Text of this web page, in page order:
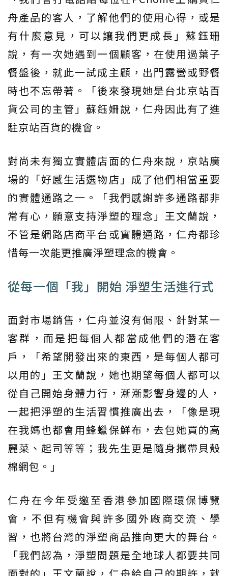
舟產品的客人，了解他們的使用心得，或是
有什麼意見，可以讓我們更成長」蘇鈺珊
說，有一次她遇到一個顧客，在使用過葉子
餐盤後，就此一試成主顧，出門露營或野餐
時也不忘帶著。「後來發現她是台北京站百
貨公司的主管」蘇鈺姍說，仁舟因此有了進
駐京站百貨的機會。
對尚未有獨立實體店面的仁舟來說，京站廣
場的「好感生活選物店」成了他們相當重要
的實體通路之一。「我們感謝許多通路都非
常有心，願意支持淨塑的理念」王文蘭說，
不管是網路店商平台或實體通路，仁舟都珍
惜每一次能更推廣淨塑理念的機會。
從每一個「我」開始 淨塑生活進行式
面對市場銷售，仁舟並沒有侷限、針對某一
客群，而是把每個人都當成他們的潛在客
戶，「希望開發出來的東西，是每個人都可
以用的」王文蘭說，她也期望每個人都可以
從自己開始身體力行，漸漸影響身邊的人，
一起把淨塑的生活習慣推廣出去，「像是現
在我媽也都會用蜂蠟保鮮布，去包她買的高
麗菜、起司等等；我先生更是隨身攜帶貝殼
棉網包。」
仁舟在今年受邀至香港參加國際環保博覽
會，不但有機會與許多國外廠商交流、學
習，也將台灣的淨塑商品推向更大的舞台。
「我們認為，淨塑問題是全地球人都要共同
面對的」王文蘭說，仁舟給自己的期許，就